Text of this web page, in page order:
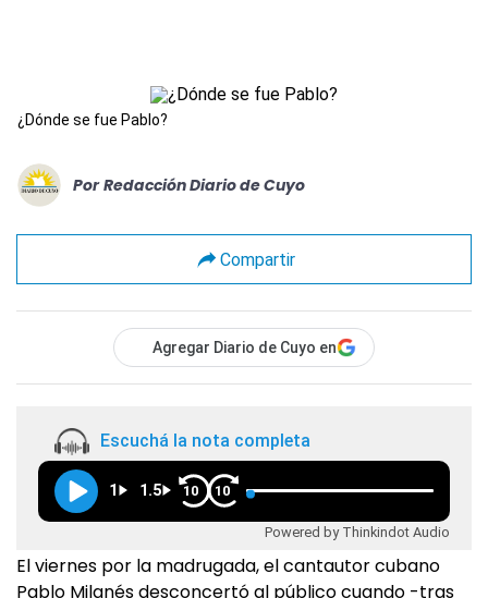
¿Dónde se fue Pablo?
Por Redacción Diario de Cuyo
Compartir
Agregar Diario de Cuyo en
Escuchá la nota completa
1 1.5 10 10
Powered by Thinkindot Audio
El viernes por la madrugada, el cantautor cubano
Pablo Milanés desconcertó al público cuando -tras